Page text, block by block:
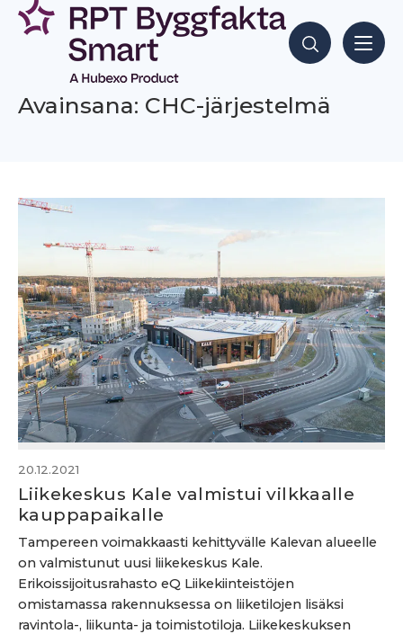
Siirry
sisältöön
Hae sisältöjä
Avainsana: CHC-järjestelmä
20.12.2021
Liikekeskus Kale valmistui vilkkaalle
kauppapaikalle
Tampereen voimakkaasti kehittyvälle Kalevan alueelle
on valmistunut uusi liikekeskus Kale.
Erikoissijoitusrahasto eQ Liikekiinteistöjen
omistamassa rakennuksessa on liiketilojen lisäksi
ravintola-, liikunta- ja toimistotiloja. Liikekeskuksen